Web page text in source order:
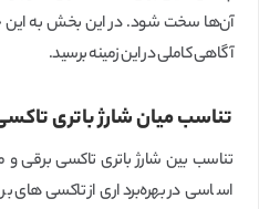
آن‌ها سخت شود. در این بخش به این
آگاهی کاملی در این زمینه برسید.
تناسب میان شارژ باتری
تناسب بین شارژ باتری تاکسی
اساسی در بهره‌برداری از تاکسی‌های